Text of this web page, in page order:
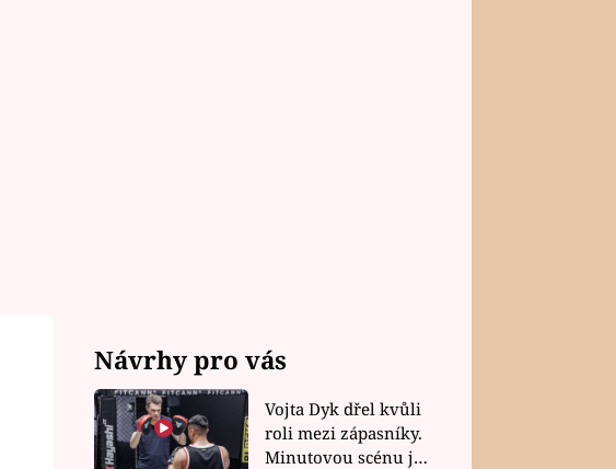
Návrhy pro vás
Vojta Dyk dřel kvůli
roli mezi zápasníky.
Minutovou scénu jel